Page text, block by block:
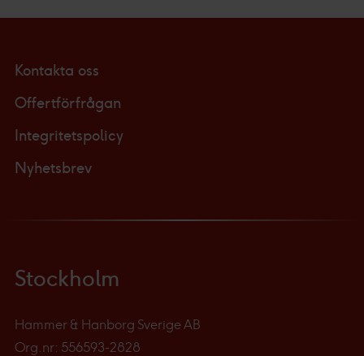
Kontakta oss
Offertförfrågan
Integritetspolicy
Nyhetsbrev
Stockholm
Hammer & Hanborg Sverige AB
Org.nr: 556593-2828